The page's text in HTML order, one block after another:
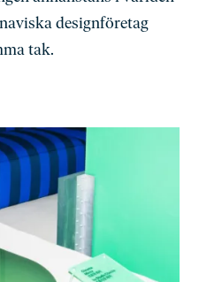
designföretag
tak.